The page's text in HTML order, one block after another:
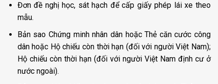
Đơn đề nghị học, sát hạch để cấp giấy phép lái xe theo
mẫu.
Bản sao Chứng minh nhân dân hoặc Thẻ căn cước công
dân hoặc Hộ chiếu còn thời hạn (đối với người Việt Nam);
Hộ chiếu còn thời hạn (đối với người Việt Nam định cư ở
nước ngoài).